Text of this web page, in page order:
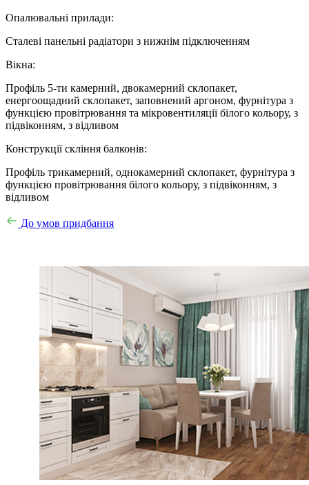
Опалювальні прилади:
Сталеві панельні радіатори з нижнім підключенням
Вікна:
Профіль 5-ти камерний, двокамерний склопакет,
енергоощадний склопакет, заповнений аргоном, фурнітура з
функцією провітрювання та мікровентиляції білого кольору, з
підвіконням, з відливом
Конструкції скління балконів:
Профіль трикамерний, однокамерний склопакет, фурнітура з
функцією провітрювання білого кольору, з підвіконням, з
відливом
До умов придбання